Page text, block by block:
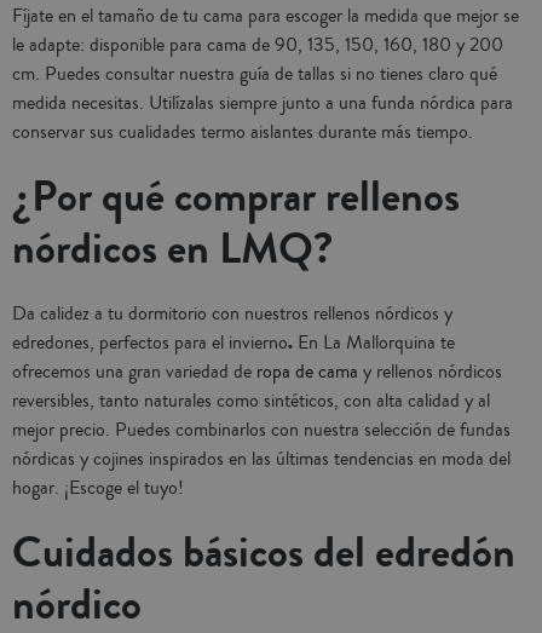
Fíjate en el tamaño de tu cama para escoger la medida que mejor se
le adapte: disponible para cama de 90, 135, 150, 160, 180 y 200
cm. Puedes consultar nuestra guía de tallas si no tienes claro qué
medida necesitas. Utilízalas siempre junto a una funda nórdica para
conservar sus cualidades termo aislantes durante más tiempo.
¿Por qué comprar rellenos
nórdicos en LMQ?
Da calidez a tu dormitorio con nuestros rellenos nórdicos y
edredones, perfectos para el invierno. En La Mallorquina te
ofrecemos una gran variedad de ropa de cama y rellenos nórdicos
reversibles, tanto naturales como sintéticos, con alta calidad y al
mejor precio. Puedes combinarlos con nuestra selección de fundas
nórdicas y cojines inspirados en las últimas tendencias en moda del
hogar. ¡Escoge el tuyo!
Cuidados básicos del edredón
nórdico